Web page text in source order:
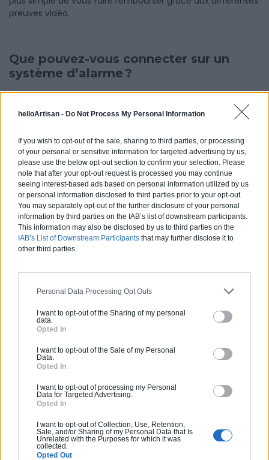
helloArtisan - Do Not Process My Personal Information
If you wish to opt-out of the sale, sharing to third parties, or processing
of your personal or sensitive information for targeted advertising by us,
please use the below opt-out section to confirm your selection. Please
note that after your opt-out request is processed you may continue
seeing interest-based ads based on personal information utilized by us
or personal information disclosed to third parties prior to your opt-out.
You may separately opt-out of the further disclosure of your personal
information by third parties on the IAB’s list of downstream participants.
This information may also be disclosed by us to third parties on the
IAB’s List of Downstream Participants that may further disclose it to
other third parties.
Personal Data Processing Opt Outs
I want to opt-out of the Sharing of my personal
data.
Opted In
I want to opt-out of the Sale of my Personal
Data.
Opted In
I want to opt-out of processing my Personal
Data for Targeted Advertising.
Opted In
I want to opt-out of Collection, Use, Retention,
Sale, and/or Sharing of my Personal Data that Is
Unrelated with the Purposes for which it was
collected.
Opted Out
preuves vidéo.
Que pouvez-vous connecter sur un
système d’alarme ?
Les détecteurs d’ouverture de portée de fenêtres, les
pas les seuls éléments que vous pouvez connecter sur
votre alarme de maison. En effet, vous pouvez également
placerdes détecteurs de bris de verre. Ainsi, si une
personne mal intentionnée essaie de s’introduire chez vous
en brisant la vitre de la porte vitrée, vous êtes avertis. Vous
pouvez aussi placer des détecteurs de monoxyde de
carbone qui vous avertisse en cas de fumée. Enfin, il est
possible de relier l’alarme à votre téléphone.
En cas d’intrusion,
procheest automatiquement averti. Enfin, vous gardez un
œil sur votre intérieur lors de vos déplacements. Lorsque
vous êtes en vacances, vous n’avez besoin que d’une
bonne connexion Wi-Fi pourvous assurer que tout va
bien à votre domicile
Demandez un devis pour votre alarme
Partagez cet article